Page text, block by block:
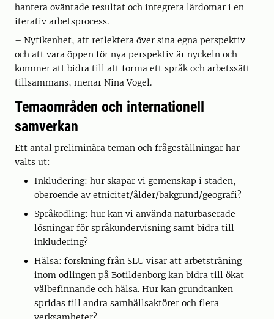
hantera oväntade resultat och integrera lärdomar i en
iterativ arbetsprocess.
– Nyfikenhet, att reflektera över sina egna perspektiv
och att vara öppen för nya perspektiv är nyckeln och
kommer att bidra till att forma ett språk och arbetssätt
tillsammans, menar Nina Vogel.
Temaområden och internationell
samverkan
Ett antal preliminära teman och frågeställningar har
valts ut:
Inkludering: hur skapar vi gemenskap i staden,
oberoende av etnicitet/ålder/bakgrund/geografi?
Språkodling: hur kan vi använda naturbaserade
lösningar för språkundervisning samt bidra till
inkludering?
Hälsa: forskning från SLU visar att arbetsträning
inom odlingen på Botildenborg kan bidra till ökat
välbefinnande och hälsa. Hur kan grundtanken
spridas till andra samhällsaktörer och flera